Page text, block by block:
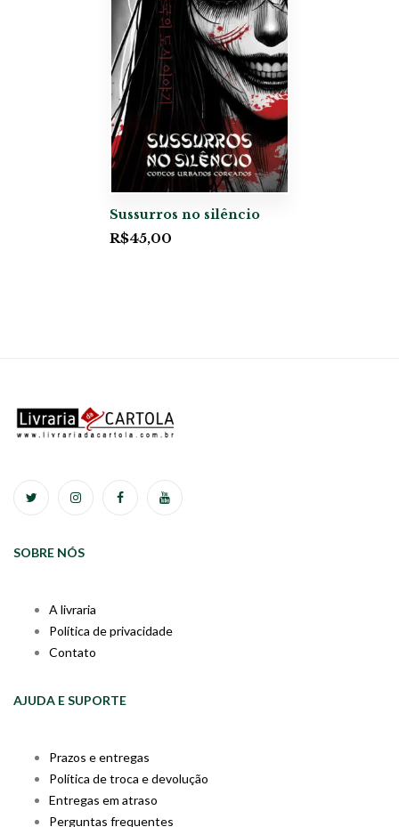
Sussurros no silêncio
R$45,00
SOBRE NÓS
A livraria
Política de privacidade
Contato
AJUDA E SUPORTE
Prazos e entregas
Política de troca e devolução
Entregas em atraso
Perguntas frequentes